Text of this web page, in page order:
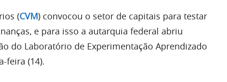
(CVM) convocou o setor de capitais para testar
e para isso a autarquia federal abriu
do Laboratório de Experimentação Aprendizado
feira (14).